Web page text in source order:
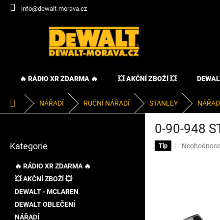
Přejít
info@dewalt-morava.cz
🔥 RÁDIO XR ZDARMA 🔥 💥 AKČNÍ ZBOŽÍ 💥
Domů NÁŘADÍ RUČNÍ NÁŘADÍ STANLEY
kategorie
Kategorie
🔥 RÁDIO XR ZDARMA 🔥
💥 AKČNÍ ZBOŽÍ 💥
DEWALT - MCLAREN
DEWALT OBLEČENÍ
NÁŘADÍ
0-90-948
Tip
Průměrné